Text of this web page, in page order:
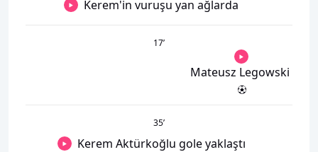
Kerem'in vuruşu yan ağlarda
17’
Mateusz Legowski
35’
Kerem Aktürkoğlu gole yaklaştı